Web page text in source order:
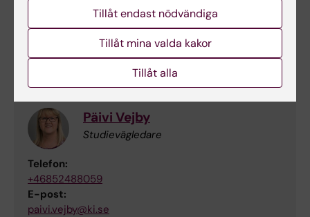
+46852482440
johanna.olsson@ki.se
Päivi Vejby
Studievägledare
Telefon:
+46852488059
E-post:
paivi.vejby@ki.se
Tillåt endast nödvändiga
Tillåt mina valda kakor
Tillåt alla